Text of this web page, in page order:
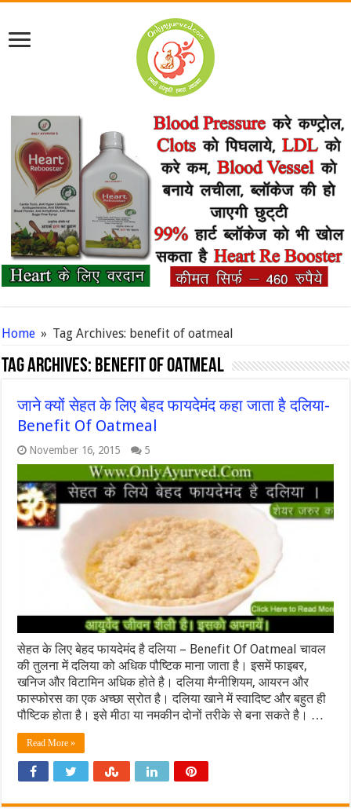
Home » Tag Archives: benefit of oatmeal
Tag Archives: benefit of oatmeal
जाने क्यों सेहत के लिए बेहद फायदेमंद कहा जाता है दलिया-
Benefit Of Oatmeal
November 16, 2015 5
सेहत के लिए बेहद फायदेमंद है दलिया – Benefit Of Oatmeal चावल
की तुलना में दलिया को अधिक पौष्टिक माना जाता है। इसमें फाइबर,
खनिज और विटामिन अधिक होते है। दलिया मैग्नीशियम, आयरन और
फास्फोरस का एक अच्छा स्रोत है। दलिया खाने में स्वादिष्ट और बहुत ही
पौष्टिक होता है। इसे मीठा या नमकीन दोनों तरीके से बना सकते है। …
Read More »